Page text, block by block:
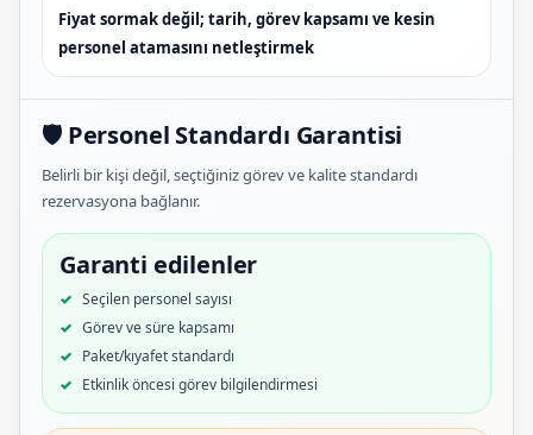
Fiyat sormak değil; tarih, görev kapsamı ve kesin
personel atamasını netleştirmek
🛡️ Personel Standardı Garantisi
Belirli bir kişi değil, seçtiğiniz görev ve kalite standardı
rezervasyona bağlanır.
Garanti edilenler
Seçilen personel sayısı
Görev ve süre kapsamı
Paket/kıyafet standardı
Etkinlik öncesi görev bilgilendirmesi